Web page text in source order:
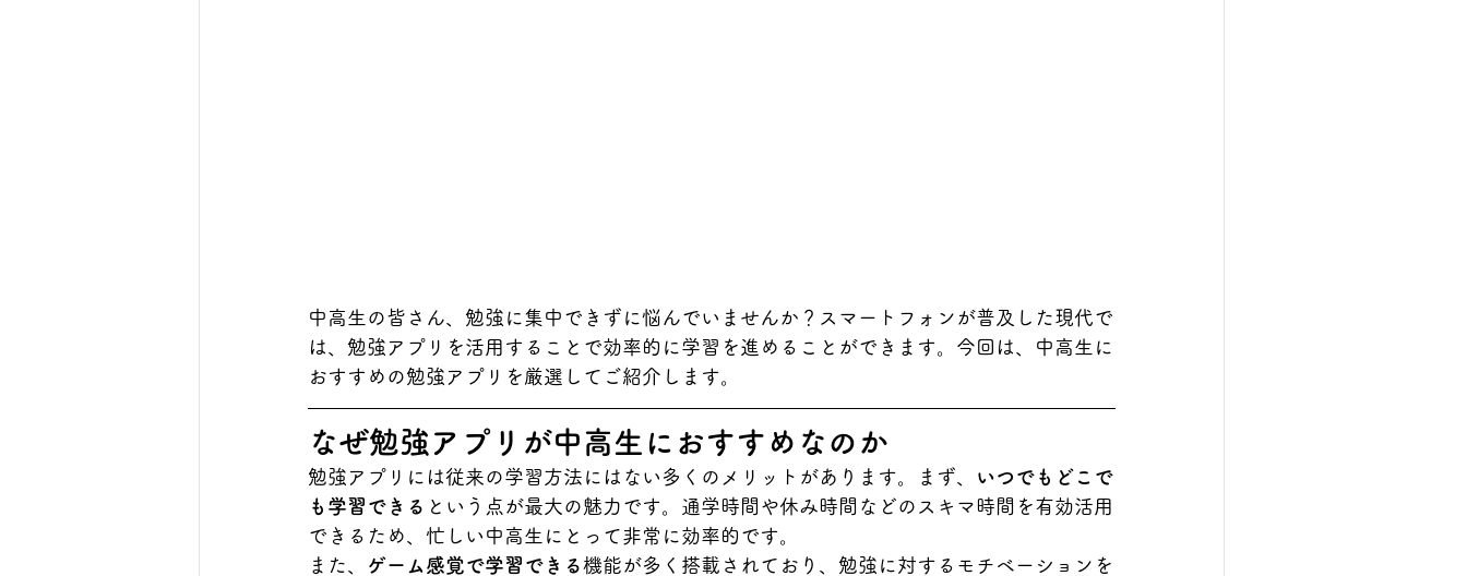
中高生の皆さん、勉強に集中できずに悩んでいませんか？スマートフォンが普及した現代で
は、勉強アプリを活用することで効率的に学習を進めることができます。今回は、中高生に
おすすめの勉強アプリを厳選してご紹介します。
なぜ勉強アプリが中高生におすすめなのか
勉強アプリには従来の学習方法にはない多くのメリットがあります。まず、
いつでもどこで
も学習できる という点が最大の魅力です。通学時間や休み時間などのスキマ時間を有効活用
できるため、忙しい中高生にとって非常に効率的です。
また、
ゲーム感覚で学習できる機能が多く搭載されており、勉強に対するモチベーションを